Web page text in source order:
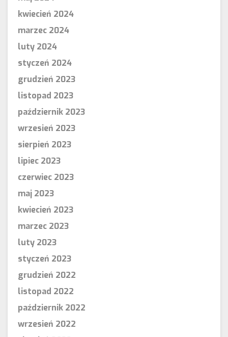
kwiecień 2024
marzec 2024
luty 2024
styczeń 2024
grudzień 2023
listopad 2023
październik 2023
wrzesień 2023
sierpień 2023
lipiec 2023
czerwiec 2023
maj 2023
kwiecień 2023
marzec 2023
luty 2023
styczeń 2023
grudzień 2022
listopad 2022
październik 2022
wrzesień 2022